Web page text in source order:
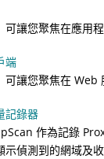
可讓您聚焦在應用
端
可讓您聚焦在 Web
記錄器
作為記錄
示偵測到的網域及